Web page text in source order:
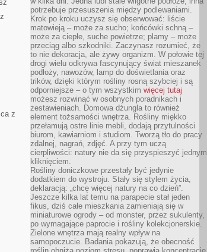
z
potrzebuje przesuszenia między podlewaniami.
Krok po kroku uczysz się obserwować: liście
matowieją – może za sucho; końcówki schną –
może za ciepłe, suche powietrze; plamy – może
przeciąg albo szkodniki. Zaczynasz rozumieć, że
to nie dekoracja, ale żywy organizm. W połowie tej
drogi wielu odkrywa fascynujący świat mieszanek
podłoży, nawozów, lamp do doświetlania oraz
trików, dzięki którym rośliny rosną szybciej i są
odporniejsze – o tym wszystkim więcej tutaj
możesz rozwinąć w osobnych poradnikach i
zestawieniach. Domowa dżungla to również
element tożsamości wnętrza. Rośliny miękko
przełamują ostre linie mebli, dodają przytulności
biurom, kawiarniom i studiom. Tworzą tło do pracy
zdalnej, nagrań, zdjęć. A przy tym uczą
cierpliwości: natury nie da się przyspieszyć jednym
kliknięciem.
Rośliny doniczkowe przestały być jedynie
dodatkiem do wystroju. Stały się stylem życia,
deklaracją: „chcę więcej natury na co dzień”.
Jeszcze kilka lat temu na parapecie stał jeden
fikus, dziś całe mieszkania zamieniają się w
miniaturowe ogrody – od monster, przez sukulenty,
po wymagające paprocie i rośliny kolekcjonerskie.
Zielone wnętrza mają realny wpływ na
samopoczucie. Badania pokazują, że obecność